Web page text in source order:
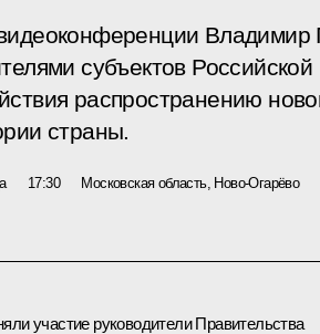
Владимир
субъектов
распространению
страны.
17:30 Московская область, Ново-Огарёво
участие руководители Правительства